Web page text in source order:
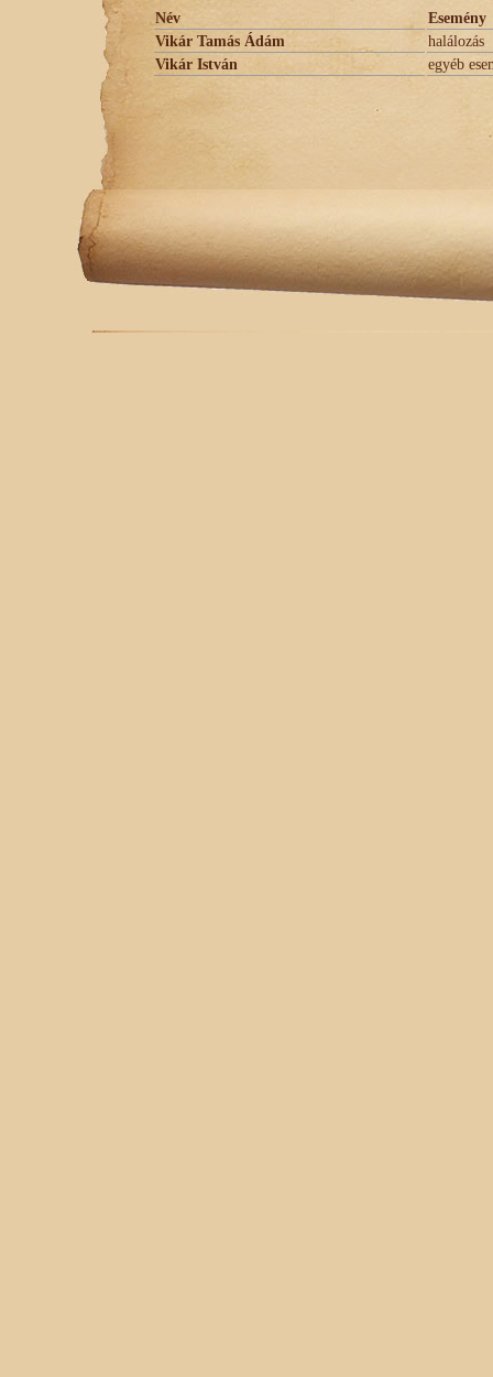
Név
Esemény
Vikár Tamás Ádám
halálozás
Vikár István
egyéb